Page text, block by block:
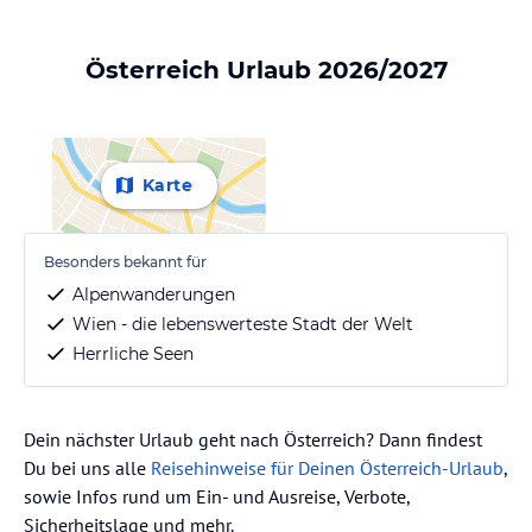
Österreich Urlaub 2026/2027
Besonders bekannt für
Alpenwanderungen
Wien - die lebenswerteste Stadt der Welt
Herrliche Seen
Karte
Dein nächster Urlaub geht nach Österreich? Dann findest
Du bei uns alle Reisehinweise für Deinen Österreich-Urlaub,
sowie Infos rund um Ein- und Ausreise, Verbote,
Sicherheitslage und mehr.